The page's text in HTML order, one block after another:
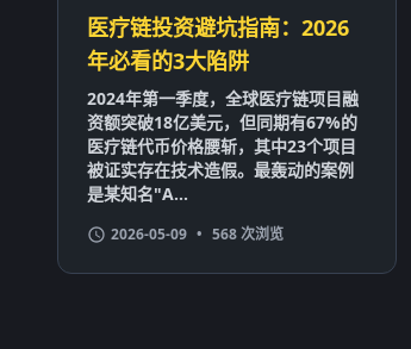
医疗链投资避坑指南：2026
年必看的3大陷阱
2024年第一季度，全球医疗链项目融
资额突破18亿美元，但同期有67%的
医疗链代币价格腰斩，其中23个项目
被证实存在技术造假。最轰动的案例
是某知名"A...
2026-05-09 • 568 次浏览